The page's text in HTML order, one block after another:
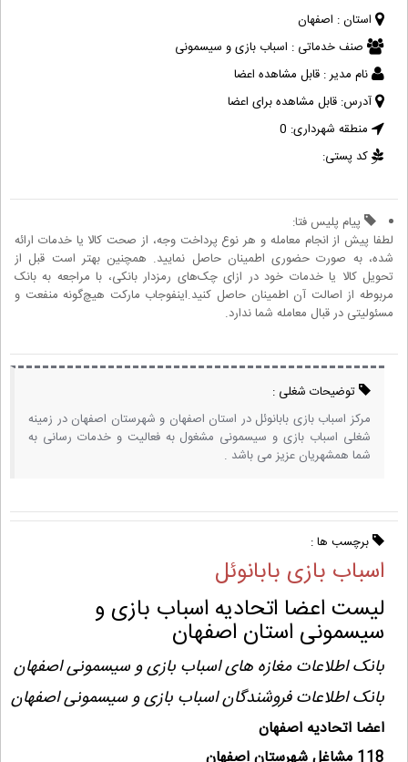
استان : اصفهان
صنف خدماتی : اسباب بازی و سیسمونی
نام مدیر : قابل مشاهده اعضا
آدرس: قابل مشاهده برای اعضا
منطقه شهرداری: 0
کد پستی:
پیام پلیس فتا:
لطفا پیش از انجام معامله و هر نوع پرداخت وجه، از صحت کالا یا خدمات ارائه
شده، به صورت حضوری اطمینان حاصل نمایید. همچنین بهتر است قبل از
تحویل کالا یا خدمات خود در ازای چک‌های رمزدار بانکی، با مراجعه به بانک
مربوطه از اصالت آن اطمینان حاصل کنید.اینفوجاب مارکت هیچ‌گونه منفعت و
مسئولیتی در قبال معامله شما ندارد.
توضیحات شغلی :
مرکز اسباب بازی بابانوئل در استان اصفهان و شهرستان اصفهان در زمینه
شغلی اسباب بازی و سیسمونی مشغول به فعالیت و خدمات رسانی به
شما همشهریان عزیز می باشد .
برچسب ها :
اسباب بازی بابانوئل
لیست اعضا اتحادیه اسباب بازی و
سیسمونی استان اصفهان
بانک اطلاعات مغازه های اسباب بازی و سیسمونی اصفهان
بانک اطلاعات فروشندگان اسباب بازی و سیسمونی اصفهان
اعضا اتحادیه اصفهان